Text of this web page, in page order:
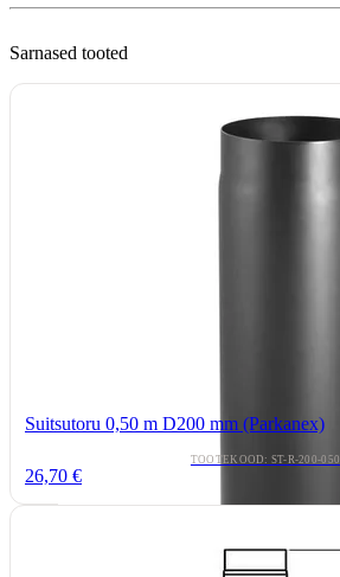
Sarnased tooted
Suitsutoru 0,50 m D200 mm (Parkanex)
TOOTEKOOD: ST-R-200-050
26,70 €